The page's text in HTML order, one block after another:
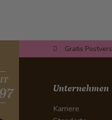
Gratis
Unternehmen
Karriere